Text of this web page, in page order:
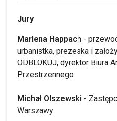
Jury
Marlena Happach -
urbanistka, prezeska i
ODBLOKUJ, dyrektor Biura
Przestrzennego
Michał Olszewski -
Warszawy